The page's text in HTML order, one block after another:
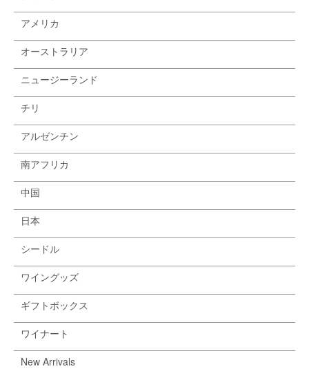
アメリカ
オーストラリア
ニュージーランド
チリ
アルゼンチン
南アフリカ
中国
日本
シードル
ワイングッズ
ギフトボックス
ワイナート
New Arrivals